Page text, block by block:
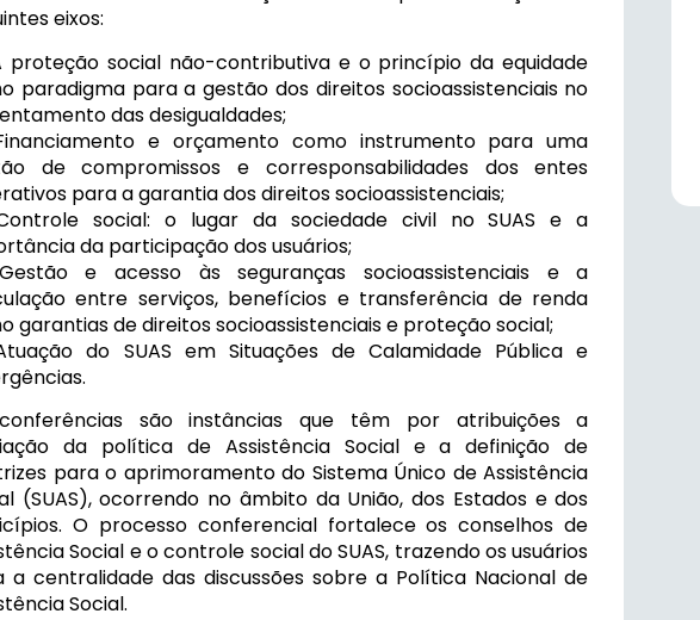
eixos:
proteção social não-contributiva e o princípio da equidade
paradigma para a gestão dos direitos socioassistenciais no
das desigualdades;
e orçamento como instrumento para uma
de compromissos e corresponsabilidades dos entes
para a garantia dos direitos socioassistenciais;
social: o lugar da sociedade civil no SUAS e a
da participação dos usuários;
e acesso às seguranças socioassistenciais e a
entre serviços, benefícios e transferência de renda
garantias de direitos socioassistenciais e proteção social;
do SUAS em Situações de Calamidade Pública e
são instâncias que têm por atribuições a
da política de Assistência Social e a definição de
para o aprimoramento do Sistema Único de Assistência
(SUAS), ocorrendo no âmbito da União, dos Estados e dos
O processo conferencial fortalece os conselhos de
Social e o controle social do SUAS, trazendo os usuários
a centralidade das discussões sobre a Política Nacional de
Social.